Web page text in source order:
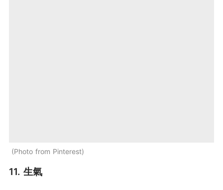
Photo from Pinterest
11. 生氣